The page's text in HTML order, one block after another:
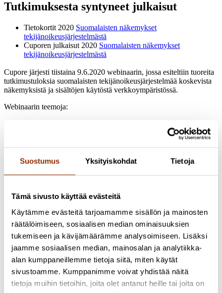
Suostumus Yksityiskohdat Tietoja
Tämä sivusto käyttää evästeitä
Käytämme evästeitä tarjoamamme sisällön ja mainosten
räätälöimiseen, sosiaalisen median ominaisuuksien
tukemiseen ja kävijämäärämme analysoimiseen. Lisäksi
jaamme sosiaalisen median, mainosalan ja analytiikka-
alan kumppaneillemme tietoja siitä, miten käytät
sivustoamme. Kumppanimme voivat yhdistää näitä
tietoja muihin tietoihin, joita olet antanut heille tai joita on
Tutkimuksesta syntyneet julkaisut
Tietokortit 2020 Suomalaisten näkemykset
tekijänoikeusjärjestelmästä
Cuporen julkaisut 2020 Suomalaisten näkemykset
tekijänoikeusjärjestelmästä
Cupore järjesti tiistaina 9.6.2020 webinaarin, jossa esiteltiin tuoreita
tutkimustuloksia suomalaisten tekijänoikeusjärjestelmää koskevista
näkemyksistä ja sisältöjen käytöstä verkkoympäristössä.
Webinaarin teemoja:
Millaista sisältöä käytetään digitaalisessa ympäristössä?
Mitkä ovat tyypillisimmät syyt luvattomalle käytölle?
Millaisia haasteita liittyy teosten luovaan jatkokäyttöön?
Kuinka hyväksyttävänä tekijänoikeusjärjestelmää pidetään
kansalaisten keskuudessa?
Tallenne webinaarin esityksistä on katsottavissa Cuporen YouTube-
https://www.youtube.com/watch?v=e_JtnxrGUpI
Hankkeen tutkijat
Tiina Kautio Projektipäällikkö, KTM +358 50 4300658
tiina.kautio@cupore.fi Profiili